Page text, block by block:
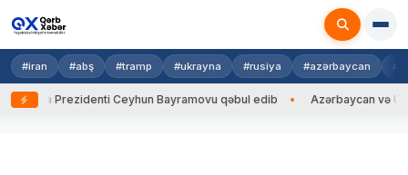
#iran #abş #tramp #ukrayna #rusiya #azərbaycan
Prezidenti Ceyhun Bayramovu qəbul edib Azərbaycan və